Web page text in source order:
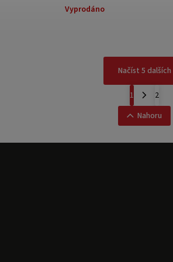
Vyprodáno
Načíst 5 dalších
1
2
Nahoru